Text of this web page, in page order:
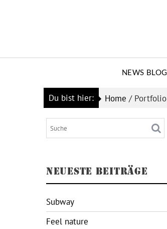
NEWS BLOG
Du bist hier: Home / Portfolio
NEUESTE BEITRÄGE
Subway
Feel nature